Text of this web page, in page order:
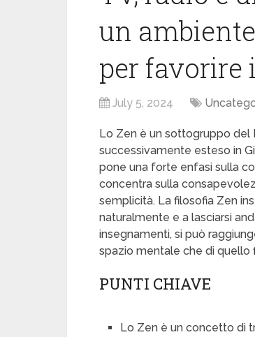
un
per favorire
July 5, 2024
Lo Zen è un sottogruppo del
successivamente esteso in
pone una forte enfasi sulla
concentra sulla
semplicità. La filosofia Zen
naturalmente e a lasciarsi
insegnamenti, si può
spazio mentale che di quello
PUNTI CHIAVE
Lo Zen è un concetto di